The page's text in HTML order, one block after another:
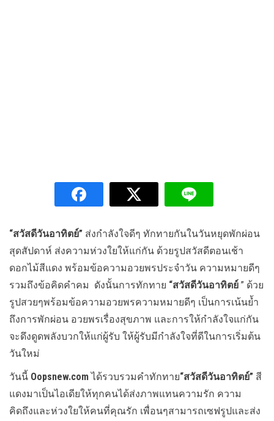
“สวัสดีวันอาทิตย์” ส่งกำลังใจดีๆ ทักทายกันในวันหยุดพักผ่อน
สุดสัปดาห์ ส่งความห่วงใยให้แก่กัน ด้วยรูปสวัสดีตอนเช้า
ดอกไม้สีแดง พร้อมข้อความอวยพรประจำวัน ความหมายดีๆ
รวมถึงข้อคิดคำคม ดังนั้นการทักทาย “สวัสดีวันอาทิตย์ ” ด้วย
รูปสวยๆพร้อมข้อความอวยพรความหมายดีๆ เป็นการเน้นย้ำ
ถึงการพักผ่อน อวยพรเรื่องสุขภาพ และการให้กำลังใจแก่กัน
จะดึงดูดพลังบวกให้แก่ผู้รับ ให้ผู้รับมีกำลังใจที่ดีในการเริ่มต้น
วันใหม่
วันนี้ Oopsnew.comได้รวบรวมคำทักทาย“สวัสดีวันอาทิตย์” สี
แดงมาเป็นไอเดียให้ทุกคนได้ส่งภาพแทนความรัก ความ
คิดถึงและห่วงใยให้คนที่คุณรัก เพื่อนๆสามารถเซฟรูปและส่ง